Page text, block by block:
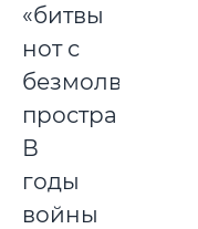
«битвы
нот с
безмолвностью
пространства».
В
годы
войны